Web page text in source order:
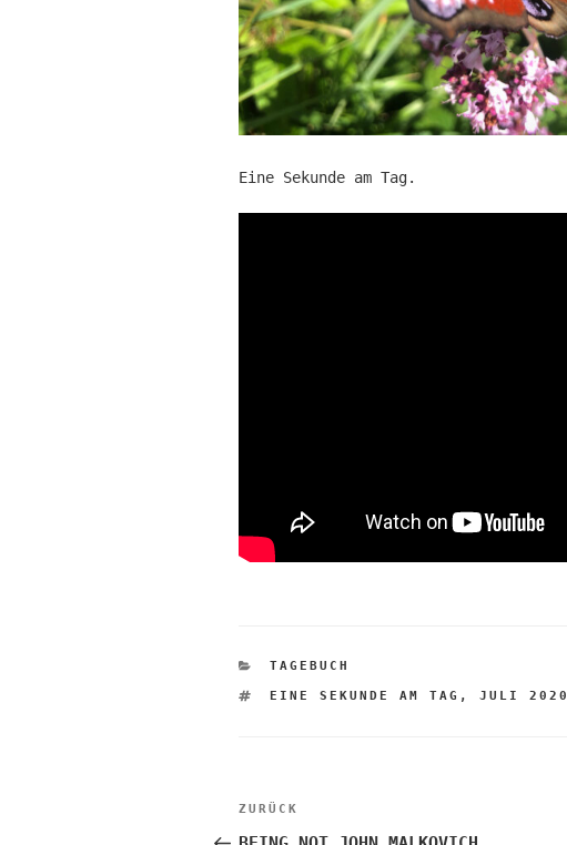
Eine Sekunde am Tag.
KATEGORIEN
TAGEBUCH
SCHLAGWÖRTER
EINE SEKUNDE AM TAG , JULI 2020
Beitragsnavigation
Vorheriger
Beitrag
ZURÜCK